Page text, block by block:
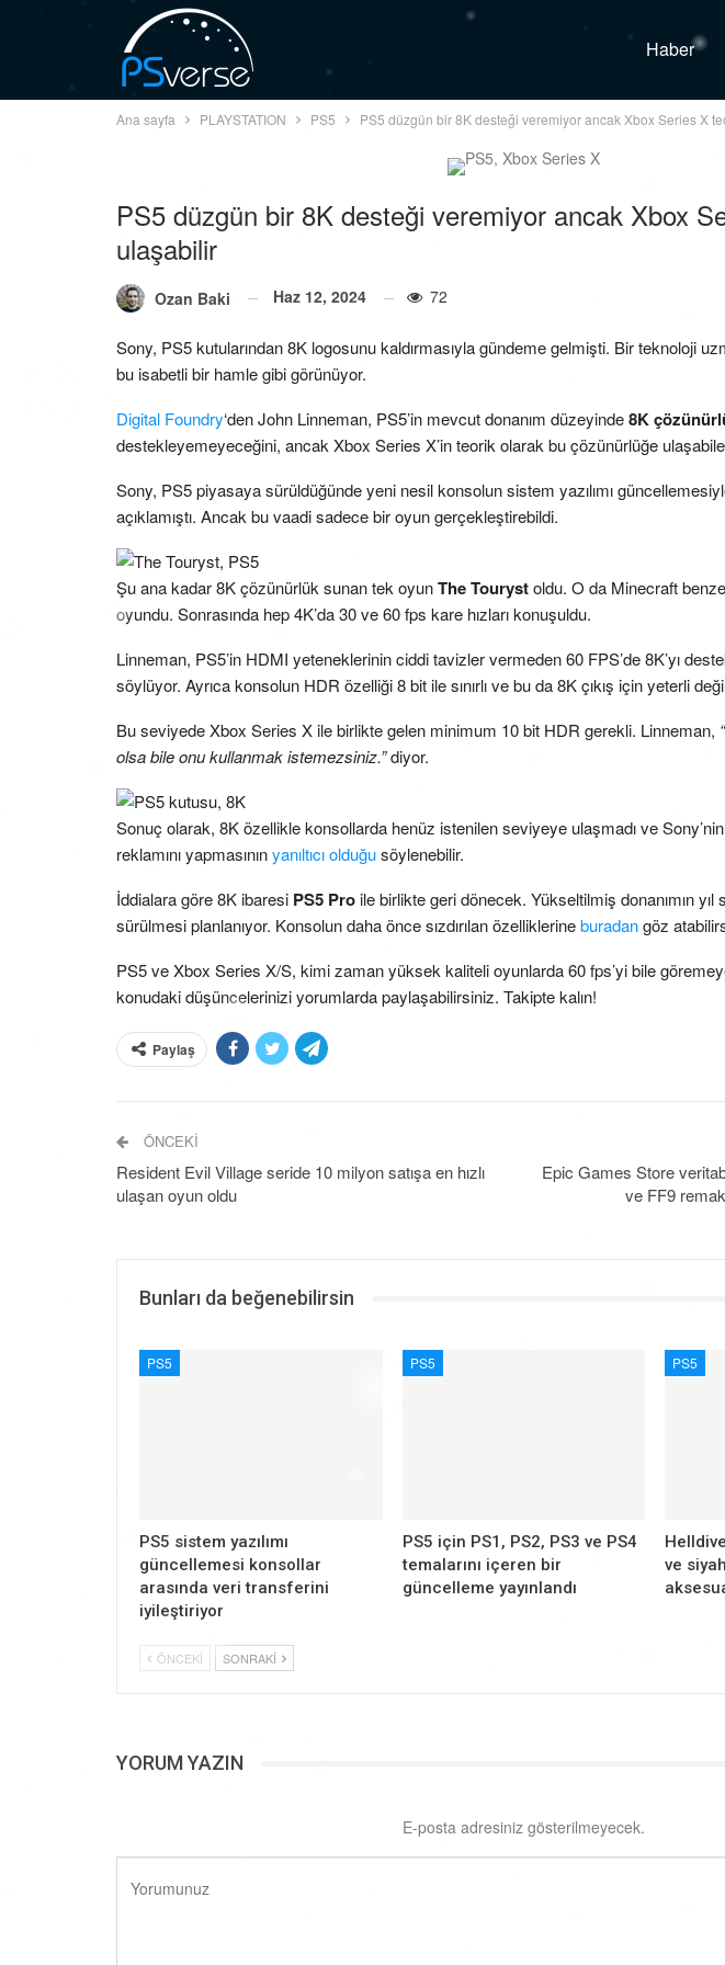
Haber
Ana sayfa PLAYSTATION PS5 PS5 düzgün bir 8K desteği veremiyor ancak Xbox Series X
PS5 düzgün bir 8K desteği veremiyor ancak Xbox
ulaşabilir
Ozan Baki Haz 12, 2024 72
Sony, PS5 kutularından 8K logosunu kaldırmasıyla gündeme gelmişti. Bir teknoloji
bu isabetli bir hamle gibi görünüyor.
Digital Foundry‘den John Linneman, PS5’in mevcut donanım düzeyinde8K
destekleyemeyeceğini, ancak Xbox Series X’in teorik olarak bu çözünürlüğe
Sony, PS5 piyasaya sürüldüğünde yeni nesil konsolun sistem yazılımı
açıklamıştı. Ancak bu vaadi sadece bir oyun gerçekleştirebildi.
Şu ana kadar 8K çözünürlük sunan tek oyunThe Tourystoldu. O da Minecraft
oyundu. Sonrasında hep 4K’da 30 ve 60 fps kare hızları konuşuldu.
Linneman, PS5’in HDMI yeteneklerinin ciddi tavizler vermeden 60 FPS’de 8K’yı
söylüyor. Ayrıca konsolun HDR özelliği 8 bit ile sınırlı ve bu da 8K çıkış için yeterli
Bu seviyede Xbox Series X ile birlikte gelen minimum 10 bit HDR gerekli. Linneman,
olsa bile onu kullanmak istemezsiniz.”diyor.
Sonuç olarak, 8K özellikle konsollarda henüz istenilen seviyeye ulaşmadı ve
reklamını yapmasınınyanıltıcı olduğusöylenebilir.
İddialara göre 8K ibaresi PS5 Proile birlikte geri dönecek. Yükseltilmiş donanımın
sürülmesi planlanıyor. Konsolun daha önce sızdırılan özelliklerineburadangöz
PS5 ve Xbox Series X/S, kimi zaman yüksek kaliteli oyunlarda 60 fps’yi bile
konudaki düşüncelerinizi yorumlarda paylaşabilirsiniz. Takipte kalın!
Paylaş
ÖNCEKI
Resident Evil Village seride 10 milyon satışa en hızlı
ulaşan oyun oldu
Epic Games Store
ve FF9
Bunları da beğenebilirsin
PS5
PS5 sistem yazılımı
güncellemesi konsollar
arasında veri transferini
iyileştiriyor
PS5
PS5 için PS1, PS2, PS3 ve PS4
temalarını içeren bir
güncelleme yayınlandı
PS5
ve
ÖNCEKI SONRAKI
YORUM YAZIN
E-posta adresiniz gösterilmeyecek.